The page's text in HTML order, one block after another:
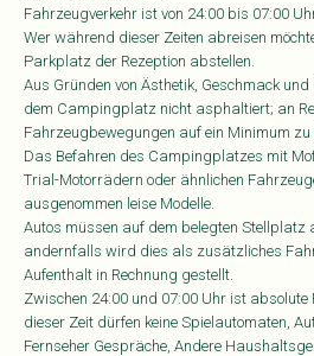
Fahrzeugverkehr ist von 24:00 bis 07:00
Wer während dieser Zeiten abreisen
Parkplatz der Rezeption abstellen.
Aus Gründen von Ästhetik, Geschmack
dem Campingplatz nicht asphaltiert; an
Fahrzeugbewegungen auf ein Minimum zu
Das Befahren des Campingplatzes mit
Trial-Motorrädern oder ähnlichen
ausgenommen leise Modelle.
Autos müssen auf dem belegten Stellplatz
andernfalls wird dies als zusätzliches
Aufenthalt in Rechnung gestellt.
Zwischen 24:00 und 07:00 Uhr ist absolute
dieser Zeit dürfen keine Spielautomaten,
Fernseher Gespräche, Andere